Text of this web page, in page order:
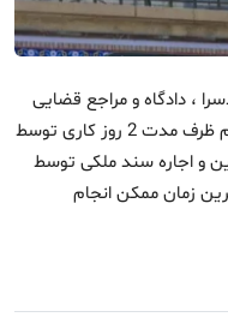
به دادسرا ، دادگاه و مراجع قضایی
کاری توسط
و اجاره سند ملکی توسط
زمان ممکن انجام